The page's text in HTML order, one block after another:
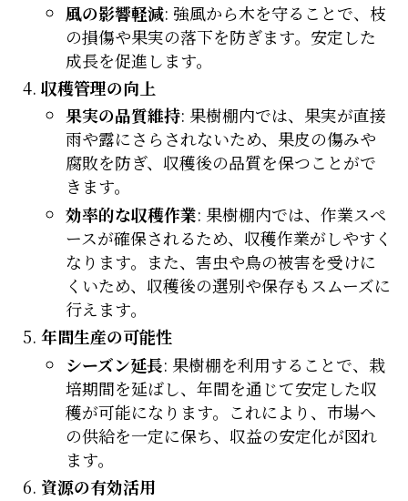
風の影響軽減: 強風から木を守ることで、枝
の損傷や果実の落下を防ぎます。安定した
成長を促進します。
収穫管理の向上
果実の品質維持: 果樹棚内では、果実が直接
雨や露にさらされないため、果皮の傷みや
腐敗を防ぎ、収穫後の品質を保つことがで
きます。
効率的な収穫作業: 果樹棚内では、作業スペ
ースが確保されるため、収穫作業がしやすく
なります。また、害虫や鳥の被害を受けに
くいため、収穫後の選別や保存もスムーズに
行えます。
年間生産の可能性
シーズン延長: 果樹棚を利用することで、栽
培期間を延ばし、年間を通じて安定した収
穫が可能になります。これにより、市場へ
の供給を一定に保ち、収益の安定化が図れ
ます。
資源の有効活用